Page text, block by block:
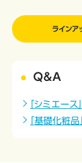
ラインア
Q&A
「シミエー
「基礎化粧